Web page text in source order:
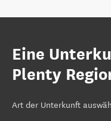
Eine
Plenty
Art der Unterkunft